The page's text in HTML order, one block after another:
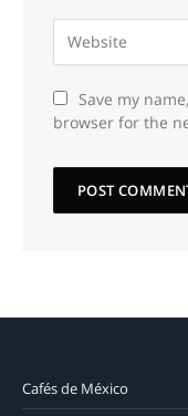
Save my
browser for the
Cafés de México